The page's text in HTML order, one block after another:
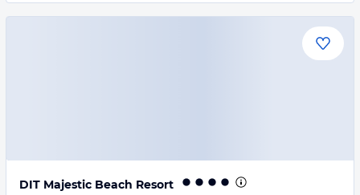
DIT Majestic Beach Resort